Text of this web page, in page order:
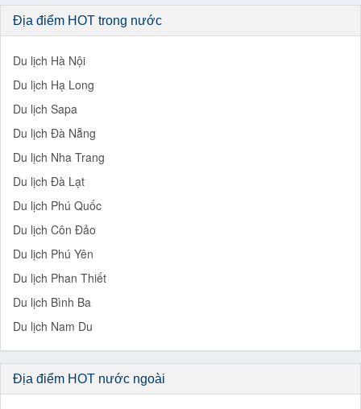
Địa điểm HOT trong nước
Du lịch Hà Nội
Du lịch Hạ Long
Du lịch Sapa
Du lịch Đà Nẵng
Du lịch Nha Trang
Du lịch Đà Lạt
Du lịch Phú Quốc
Du lịch Côn Đảo
Du lịch Phú Yên
Du lịch Phan Thiết
Du lịch Bình Ba
Du lịch Nam Du
Địa điểm HOT nước ngoài